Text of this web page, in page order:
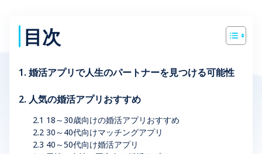
目次
1. 婚活アプリで人生のパートナーを見つける可能性
2. 人気の婚活アプリおすすめ
2.1 18～30歳向けの婚活アプリおすすめ
2.2 30～40代向けマッチングアプリ
2.3 40～50代向け婚活アプリ